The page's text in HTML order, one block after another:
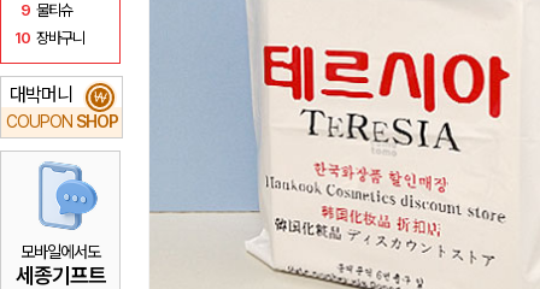
9 물티슈
10 장바구니
대박머니
COUPON SHOP
₩
모바일에서도
세종기프트